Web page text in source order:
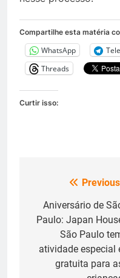
Compartilhe esta matéria
WhatsApp
Threads
Curtir isso:
Navegação
deAniversário de
Paulo: Japan
São Paulo
atividade especial
gratuita para